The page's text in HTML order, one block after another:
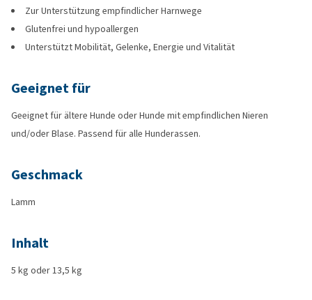
Zur Unterstützung empfindlicher Harnwege
Glutenfrei und hypoallergen
Unterstützt Mobilität, Gelenke, Energie und Vitalität
Geeignet für
Geeignet für ältere Hunde oder Hunde mit empfindlichen Nieren
und/oder Blase. Passend für alle Hunderassen.
Geschmack
Lamm
Inhalt
5 kg oder 13,5 kg